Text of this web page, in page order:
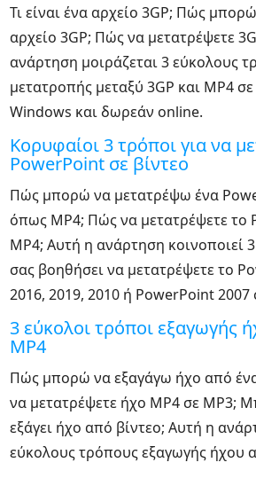
Τι είναι ένα αρχείο 3GP; Πώς
αρχείο 3GP; Πώς να μετατρέψετε
ανάρτηση μοιράζεται 3 εύκολους
μετατροπής μεταξύ 3GP και MP4
Windows και δωρεάν online.
Κορυφαίοι 3 τρόποι για να
PowerPoint σε βίντεο
Πώς μπορώ να μετατρέψω ένα
όπως MP4; Πώς να μετατρέψετε το
MP4; Αυτή η ανάρτηση κοινοποιεί
σας βοηθήσει να μετατρέψετε το
2016, 2019, 2010 ή PowerPoint 2007
3 εύκολοι τρόποι εξαγωγής
MP4
Πώς μπορώ να εξαγάγω ήχο από
να μετατρέψετε ήχο MP4 σε MP3;
εξάγει ήχο από βίντεο; Αυτή η
εύκολους τρόπους εξαγωγής ήχου